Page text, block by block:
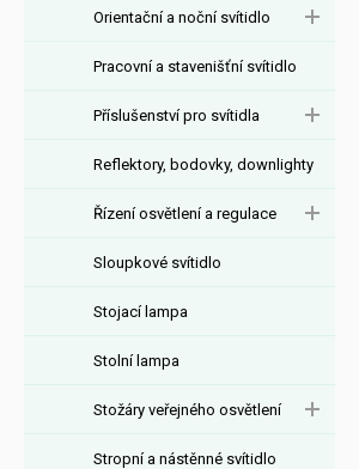
Orientační a noční svítidlo
Pracovní a stavenišťní svítidlo
Příslušenství pro svítidla
Reflektory, bodovky, downlighty
Řízení osvětlení a regulace
Sloupkové svítidlo
Stojací lampa
Stolní lampa
Stožáry veřejného osvětlení
Stropní a nástěnné svítidlo